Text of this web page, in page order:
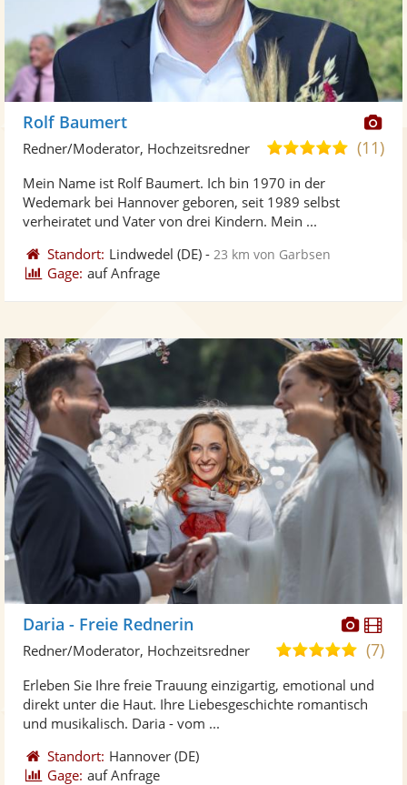
Rolf Baumert
5,0(11)
Redner/Moderator, Hochzeitsredner
Mein Name ist Rolf Baumert. Ich bin 1970 in der
Wedemark bei Hannover geboren, seit 1989 selbst
verheiratet und Vater von drei Kindern. Mein ...
Standort: Lindwedel (DE) - 23 km von Garbsen
Gage: auf Anfrage
Fotos
Daria - Freie Rednerin
5,0
5
(7)
Redner/Moderator, Hochzeitsredner
Erleben Sie Ihre freie Trauung einzigartig, emotional und
direkt unter die Haut. Ihre Liebesgeschichte romantisch
und musikalisch. Daria - vom ...
Standort: Hannover (DE)
Gage: auf Anfrage